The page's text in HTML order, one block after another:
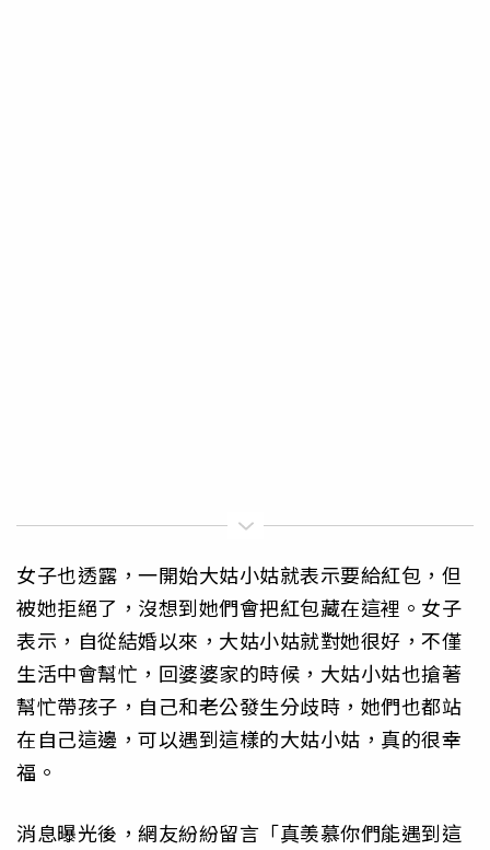
女子也透露，一開始大姑小姑就表示要給紅包，但
被她拒絕了，沒想到她們會把紅包藏在這裡。女子
表示，自從結婚以來，大姑小姑就對她很好，不僅
生活中會幫忙，回婆婆家的時候，大姑小姑也搶著
幫忙帶孩子，自己和老公發生分歧時，她們也都站
在自己這邊，可以遇到這樣的大姑小姑，真的很幸
福。
消息曝光後，網友紛紛留言「真羡慕你們能遇到這